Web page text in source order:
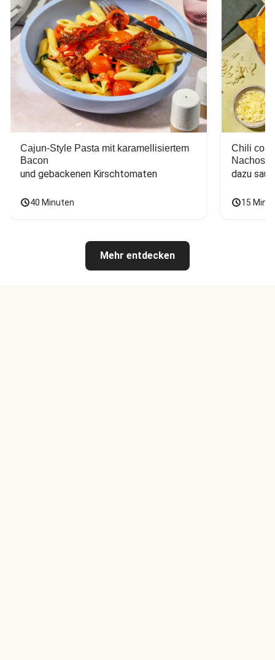
Cajun-Style Pasta mit karamellisiertem
Bacon
und gebackenen Kirschtomaten
40 Minuten
Chili con
Nachos
dazu
15
Mehr entdecken